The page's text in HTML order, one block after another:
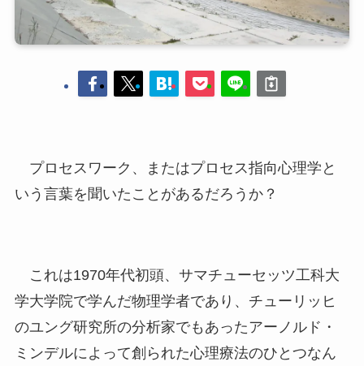
プロセスワーク、またはプロセス指向心理学と
いう言葉を聞いたことがあるだろうか？
これは1970年代初頭、サマチューセッツ工科大
学大学院で学んだ物理学者であり、チューリッヒ
のユング研究所の分析家でもあったアーノルド・
ミンデルによって創られた心理療法のひとつなん